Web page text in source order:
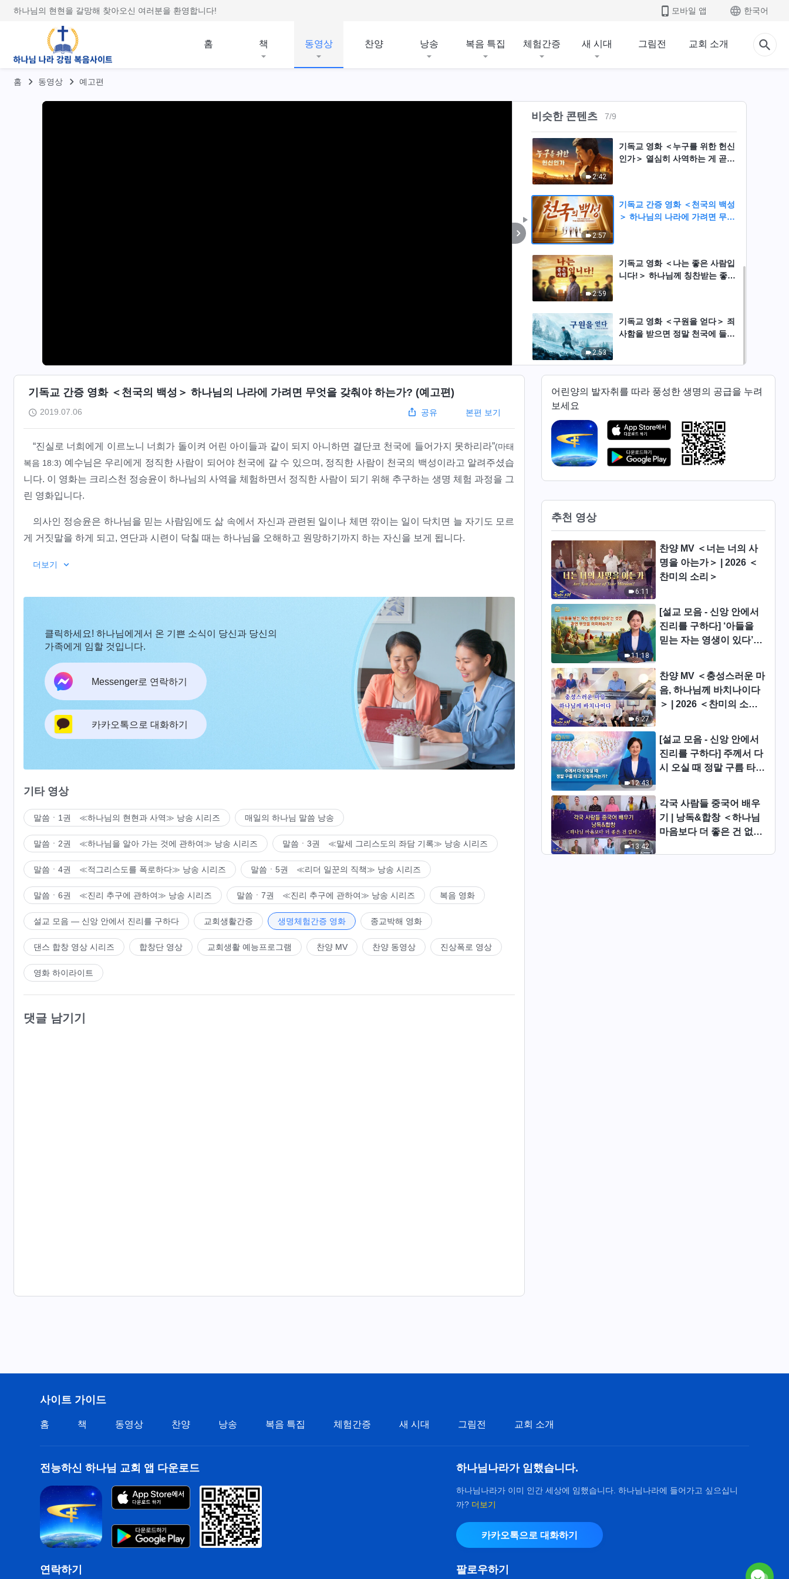
하나님의 현현을 갈망해 찾아오신 여러분을 환영합니다! 모바일 앱 한국어
홈 책 동영상 찬양 낭송 복음 특집 체험간증 새 시대 그림전 교회 소개
홈 동영상 예고편
비슷한 콘텐츠 7/9
2:42
얻은 기쁨＞ 아픔의 시련을 헤쳐
02:37
크리스천의 진실한 간증(예고편)
2:42
기독교 영화 ＜누구를 위한 헌신
인가＞ 열심히 사역하는 게 곧
2:57
기독교 간증 영화 ＜천국의 백성
＞ 하나님의 나라에 가려면 무엇
2:59
기독교 영화 ＜나는 좋은 사람입
니다!＞ 하나님께 칭찬받는 좋은
2:53
기독교 영화 ＜구원을 얻다＞ 죄
사함을 받으면 정말 천국에 들어
기독교 간증 영화 ＜천국의 백성＞ 하나님의 나라에 가려면 무엇을 갖춰야 하는가? (예고편)
2019.07.06 공유 본편 보기
“진실로 너희에게 이르노니 너희가 돌이켜 어린 아이들과 같이 되지 아니하면 결단코 천국에 들어가지 못하리라”(마태
복음 18:3) 예수님은 우리에게 정직한 사람이 되어야 천국에 갈 수 있으며, 정직한 사람이 천국의 백성이라고 알려주셨습
니다. 이 영화는 크리스천 정승윤이 하나님의 사역을 체험하면서 정직한 사람이 되기 위해 추구하는 생명 체험 과정을 그
린 영화입니다.
의사인 정승윤은 하나님을 믿는 사람임에도 삶 속에서 자신과 관련된 일이나 체면 깎이는 일이 닥치면 늘 자기도 모르
게 거짓말을 하게 되고, 연단과 시련이 닥칠 때는 하나님을 오해하고 원망하기까지 하는 자신을 보게 됩니다.
그리고 계속 찾고 구하는 일련의 과정들을 통해 자신이 거짓말을 하게 되는 근원과 이기적이고 간사한 사탄의 본성을
지 않고 하나님을 부인하지 않으며 하나님을 위해 굳게 서게 됩니다. 그렇게 정승윤은 조금씩 정직한 사람으로 변화해 가
고, 진정으로 하나님을 사랑하고 그에게 순종하는 사람으로 달라져 갑니다. 그녀에게 과연 어떤 일들이 일어났던 것일까
더보기
클릭하세요! 하나님에게서 온 기쁜 소식이 당신과 당신의
가족에게 임할 것입니다.
Messenger로 연락하기
카카오톡으로 대화하기
기타 영상
말씀ㆍ1권 ≪하나님의 현현과 사역≫ 낭송 시리즈 매일의 하나님 말씀 낭송
말씀ㆍ2권 ≪하나님을 알아 가는 것에 관하여≫ 낭송 시리즈 말씀ㆍ3권 ≪말세 그리스도의 좌담 기록≫ 낭송 시리즈
말씀ㆍ4권 ≪적그리스도를 폭로하다≫ 낭송 시리즈 말씀ㆍ5권 ≪리더 일꾼의 직책≫ 낭송 시리즈
말씀ㆍ6권 ≪진리 추구에 관하여≫ 낭송 시리즈 말씀ㆍ7권 ≪진리 추구에 관하여≫ 낭송 시리즈 복음 영화
설교 모음 ― 신앙 안에서 진리를 구하다 교회생활간증 생명체험간증 영화 종교박해 영화
댄스 합창 영상 시리즈 합창단 영상 교회생활 예능프로그램 찬양 MV 찬양 동영상 진상폭로 영상
영화 하이라이트
댓글 남기기
어린양의 발자취를 따라 풍성한 생명의 공급을 누려
보세요
추천 영상
6:11
찬양 MV ＜너는 너의 사
명을 아는가＞ | 2026 ＜
찬미의 소리＞
11:18
[설교 모음 - 신앙 안에서
진리를 구하다] ‘아들을
믿는 자는 영생이 있다’는
6:27
찬양 MV ＜충성스러운 마
음, 하나님께 바치나이다
＞ | 2026 ＜찬미의 소리
12:43
[설교 모음 - 신앙 안에서
진리를 구하다] 주께서 다
시 오실 때 정말 구름 타고
13:42
각국 사람들 중국어 배우
기 | 낭독&합창 ＜하나님
마음보다 더 좋은 건 없네
사이트 가이드
홈 책 동영상 찬양 낭송 복음 특집 체험간증 새 시대 그림전 교회 소개
전능하신 하나님 교회 앱 다운로드
연락하기
하나님나라가 임했습니다.
하나님나라가 이미 인간 세상에 임했습니다. 하나님나라에 들어가고 싶으십니
까? 더보기
카카오톡으로 대화하기
팔로우하기